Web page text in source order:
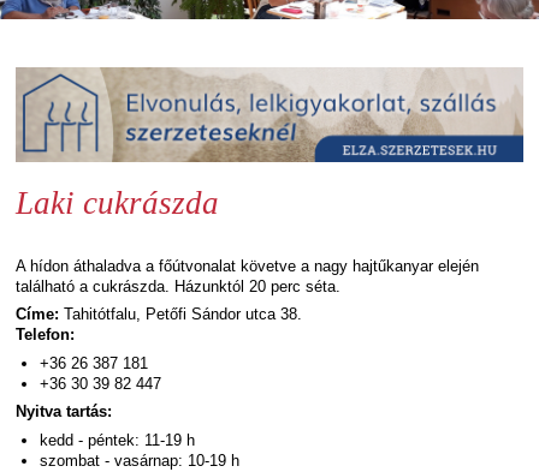
Laki cukrászda
A hídon áthaladva a főútvonalat követve a nagy hajtűkanyar elején
található a cukrászda. Házunktól 20 perc séta.
Címe: Tahitótfalu, Petőfi Sándor utca 38.
Telefon:
+36 26 387 181
+36 30 39 82 447
Nyitva tartás:
kedd - péntek: 11-19 h
szombat - vasárnap: 10-19 h